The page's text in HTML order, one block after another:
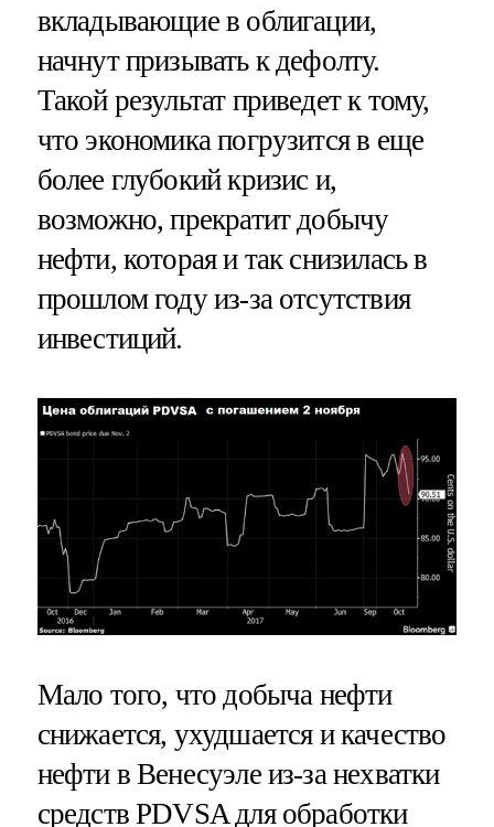
вкладывающие в облигации,
начнут призывать к дефолту.
Такой результат приведет к тому,
что экономика погрузится в еще
более глубокий кризис и,
возможно, прекратит добычу
нефти, которая и так снизилась в
прошлом году из-за отсутствия
инвестиций.
Мало того, что добыча нефти
снижается, ухудшается и качество
нефти в Венесуэле из-за нехватки
средств PDVSA для обработки